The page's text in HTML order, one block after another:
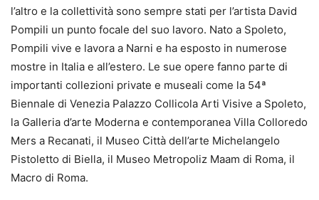
l’altro e la collettività sono sempre stati per l’artista David
Pompili un punto focale del suo lavoro. Nato a Spoleto,
Pompili vive e lavora a Narni e ha esposto in numerose
mostre in Italia e all’estero. Le sue opere fanno parte di
importanti collezioni private e museali come la 54ª
Biennale di Venezia Palazzo Collicola Arti Visive a Spoleto,
la Galleria d’arte Moderna e contemporanea Villa Colloredo
Mers a Recanati, il Museo Città dell’arte Michelangelo
Pistoletto di Biella, il Museo Metropoliz Maam di Roma, il
Macro di Roma.